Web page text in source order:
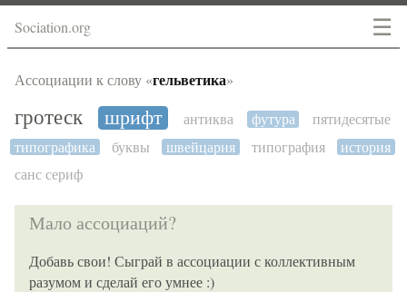
☰
Sociation.org
Ассоциации к слову «гельветика»
гротеск шрифт антиква футура
пятидесятые
типографика
буквы швейцария типография
история
санс сериф
Мало ассоциаций?
Добавь свои! Сыграй в ассоциации с коллективным
разумом и сделай его умнее :)